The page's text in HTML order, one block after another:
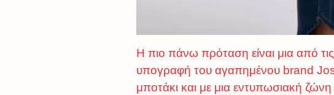
Η πιο πάνω πρόταση είναι μια από τις
υπογραφή του αγαπημένου brand
μποτάκι και με μια εντυπωσιακή